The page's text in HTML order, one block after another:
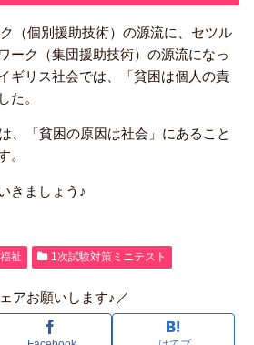
（個別援助技術）の源流に、セツル
ーク（集団援助技術）の源流になっ
ギリス社会では、「貧困は個人の責
た。
、「貧困の原因は社会」にあること
。
きましょう♪
祉 1次試験対策ミニテスト
アお願いします♪／